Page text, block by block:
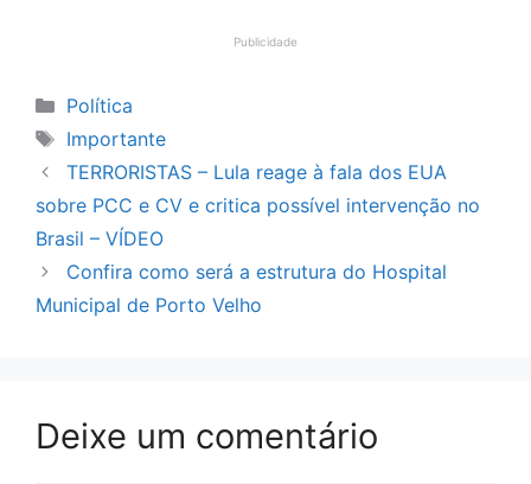
Publicidade
Categorias
Política
Tags
Importante
TERRORISTAS – Lula reage à fala dos EUA
sobre PCC e CV e critica possível intervenção no
Brasil – VÍDEO
Confira como será a estrutura do Hospital
Municipal de Porto Velho
Deixe um comentário